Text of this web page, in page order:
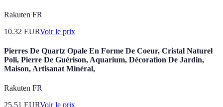
Rakuten FR
10.32 EURVoir le prix
Pierres De Quartz Opale En Forme De Coeur, Cristal Naturel
Poli, Pierre De Guérison, Aquarium, Décoration De Jardin,
Maison, Artisanat Minéral,
Rakuten FR
25.51 EURVoir le prix